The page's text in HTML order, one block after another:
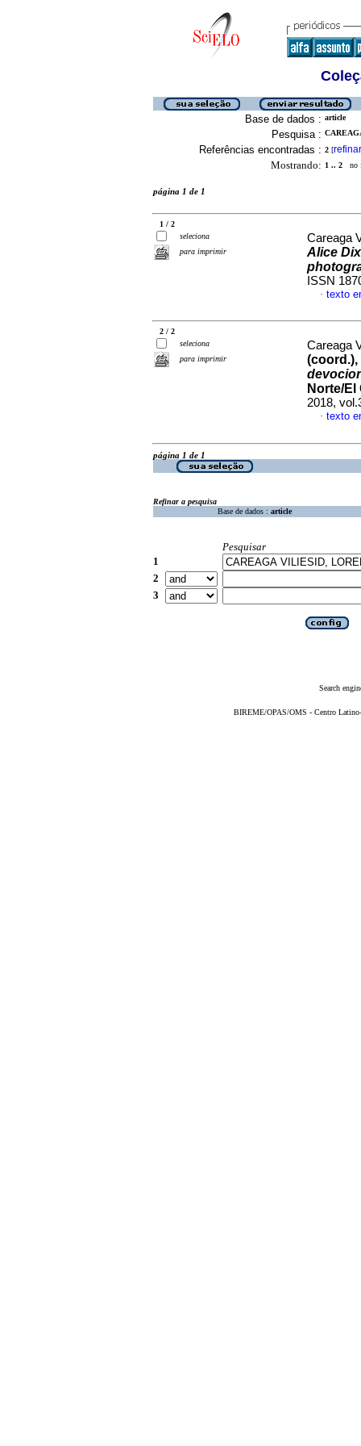
Base de dados : article
Pesquisa :
Referências encontradas : 2 [refinar
Mostrando: 1 .. 2 no
página 1 de 1
1 / 2
seleciona
para imprimir
Careaga
Alice
ISSN
· texto
2 / 2
seleciona
para imprimir
Careaga
(coord.),
Norte/El
2018,
· texto
página 1 de 1
Refinar a pesquisa
Base de dados : article
Pesquisar
1
2
3
Search
BIREME/OPAS/OMS - Centro Latino-